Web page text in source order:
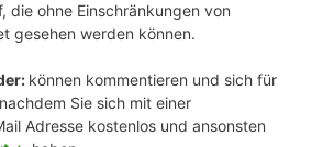
die ohne Einschränkungen von
gesehen werden können.
können kommentieren und sich für
Sie sich mit einer
Adresse kostenlos und ansonsten